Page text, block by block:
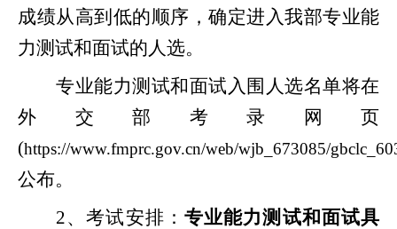
成绩从高到低的顺序，确定进入我部专业能
力测试和面试的人选。
专业能力测试和面试入围人选名单将在
外交部考录网页
(https://www.fmprc.gov.cn/web/wjb_673085/
公布。
2、考试安排： 专业能力测试和面试具